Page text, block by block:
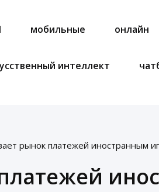
мобильные онлайн
интеллект
рынок платежей иностранным